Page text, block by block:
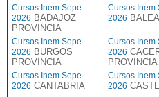
Cursos Inem Sepe
2026 BADAJOZ
PROVINCIA
Cursos Inem
2026
Cursos Inem Sepe
2026 BURGOS
PROVINCIA
Cursos Inem
2026
PROVINCIA
Cursos Inem Sepe
2026 CANTABRIA
Cursos Inem
2026